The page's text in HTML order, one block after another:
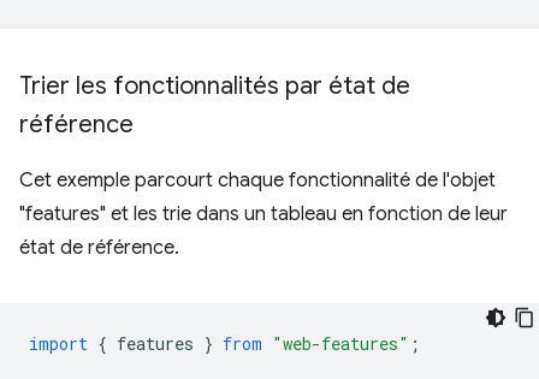
Trier les fonctionnalités par état de
référence
Cet exemple parcourt chaque fonctionnalité de l'objet
"features" et les trie dans un tableau en fonction de leur
état de référence.
import { features } from "web-features" ;